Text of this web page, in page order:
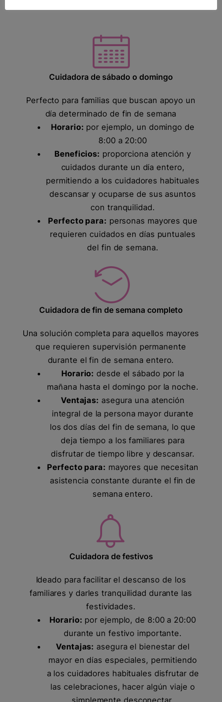
Cuidadora de sábado o domingo
Perfecto para familias que buscan apoyo un
día determinado de fin de semana
Horario: por ejemplo, un domingo de
8:00 a 20:00
Beneficios: proporciona atención y
cuidados durante un día entero,
permitiendo a los cuidadores habituales
descansar y ocuparse de sus asuntos
con tranquilidad.
Perfecto para: personas mayores que
requieren cuidados en días puntuales
del fin de semana.
Cuidadora de fin de semana completo
Una solución completa para aquellos mayores
que requieren supervisión permanente
durante el fin de semana entero.
Horario: desde el sábado por la
mañana hasta el domingo por la noche.
Ventajas: asegura una atención
integral de la persona mayor durante
los dos días del fin de semana, lo que
deja tiempo a los familiares para
disfrutar de tiempo libre y descansar.
Perfecto para: mayores que necesitan
asistencia constante durante el fin de
semana entero.
Cuidadora de festivos
Ideado para facilitar el descanso de los
familiares y darles tranquilidad durante las
festividades.
Horario: por ejemplo, de 8:00 a 20:00
durante un festivo importante.
Ventajas: asegura el bienestar del
mayor en días especiales, permitiendo
a los cuidadores habituales disfrutar de
las celebraciones, hacer algún viaje o
simplemente desconectar.